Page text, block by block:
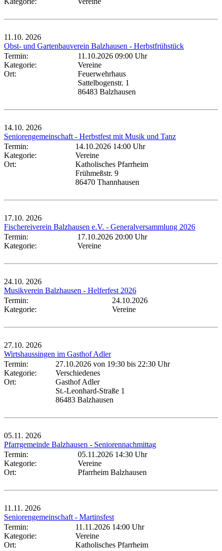
11.10. 2026
Obst- und Gartenbauverein Balzhausen - Herbstfrühstück
Termin:
11.10.2026 09:00 Uhr
Kategorie:
Vereine
Ort:
Feuerwehrhaus
Sattelbogenstr. 1
86483 Balzhausen
14.10. 2026
Seniorengemeinschaft - Herbstfest mit Musik und Tanz
Termin:
14.10.2026 14:00 Uhr
Kategorie:
Vereine
Ort:
Katholisches Pfarrheim
Frühmeßstr. 9
86470 Thannhausen
17.10. 2026
Fischereiverein Balzhausen e.V. - Generalversammlung 2026
Termin:
17.10.2026 20:00 Uhr
Kategorie:
Vereine
24.10. 2026
Musikverein Balzhausen - Helferfest 2026
Termin:
24.10.2026
Kategorie:
Vereine
27.10. 2026
Wirtshaussingen im Gasthof Adler
Termin:
27.10.2026 von 19:30 bis 22:30 Uhr
Kategorie:
Verschiedenes
Ort:
Gasthof Adler
St.-Leonhard-Straße 1
86483 Balzhausen
05.11. 2026
Pfarrgemeinde Balzhausen - Seniorennachmittag
Termin:
05.11.2026 14:30 Uhr
Kategorie:
Vereine
Ort:
Pfarrheim Balzhausen
11.11. 2026
Seniorengemeinschaft - Martinsfest
Termin:
11.11.2026 14:00 Uhr
Kategorie:
Vereine
Ort:
Katholisches Pfarrheim